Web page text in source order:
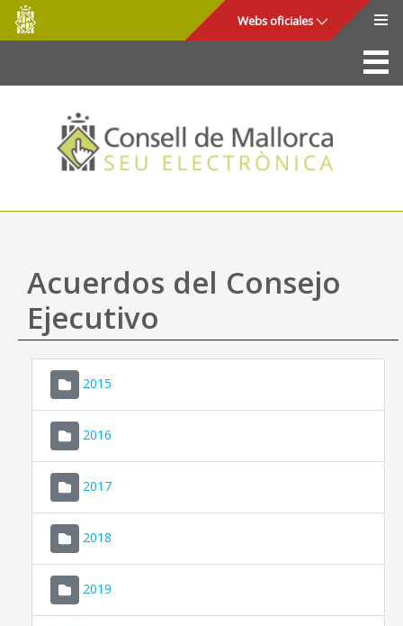
Saltar al contenido principal
Consell
de
Mallorca
Webs oficiales
La Sede
Consejo de Mallorca
Acceso y seguridad
Utilidades
Mapa web
Ayuda
Acuerdos del Consejo
Ejecutivo
2015
2016
2017
2018
2019